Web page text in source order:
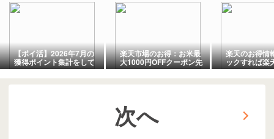
【ポイ活】2026年7月の
獲得ポイント集計をして
みました❣<PR>
楽天市場のお得：お米最
大1000円OFFクーポン先
着（～７/26 1：59ま
で）
楽天のお得情
ックすれば楽
もらえます！
次へ